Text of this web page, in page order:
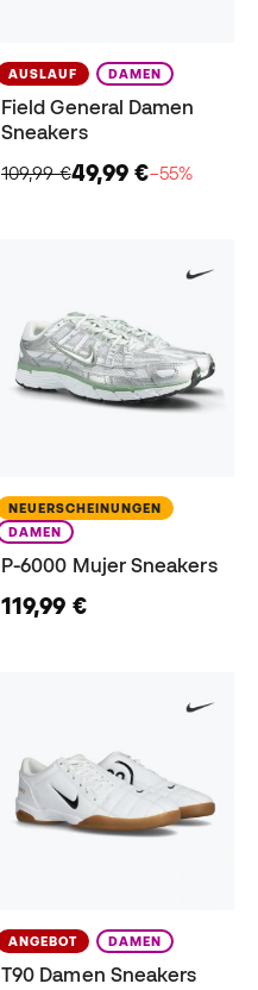
AUSLAUF DAMEN
Field General Damen
Sneakers
109,99 €49,99 €−55%
NEUERSCHEINUNGEN
DAMEN
P-6000 Mujer Sneakers
119,99 €
ANGEBOT DAMEN
T90 Damen Sneakers